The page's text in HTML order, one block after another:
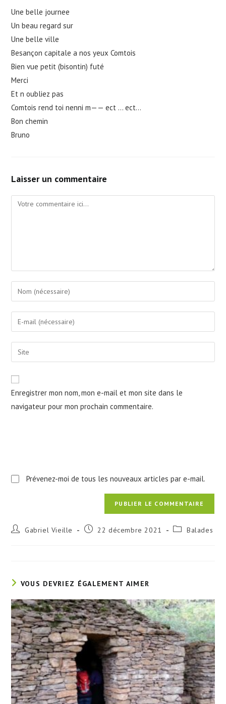
Une belle journee
Un beau regard sur
Une belle ville
Besançon capitale a nos yeux Comtois
Bien vue petit (bisontin) futé
Merci
Et n oubliez pas
Comtois rend toi nenni m—— ect … ect…
Bon chemin
Bruno
Laisser un commentaire
Comment
Enter
your
name
comment
Enter
your
email
address
Saisir
l’URL
votre
site
(facultatif)
Enregistrer mon nom, mon e-mail et mon site dans le
navigateur pour mon prochain commentaire.
Prévenez-moi de tous les nouveaux articles par e-mail.
Auteur/autrice
Gabriel Vieille
Publication
22 décembre 2021
Post Balades
VOUS DEVRIEZ ÉGALEMENT AIMER